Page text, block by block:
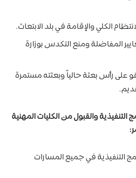
الكلي والإقامة في بلد الابتعاث.
المفاضلة ومنع ​​التكدس بوزارة
على رأس بعثة حالياً وبعثته مستمرة
التنفيذية والقبول من الكليات المهنية
التنفيذية في جميع المسارات